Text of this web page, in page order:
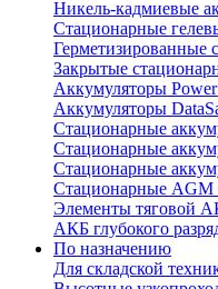
Никель-кадмиевые
Стационарные
Герметизированные
Закрытые
Аккумуляторы
Аккумуляторы
Стационарные
Стационарные
Стационарные
Стационарные AGM
Элементы тяговой
АКБ глубокого
По назначению
Для складской